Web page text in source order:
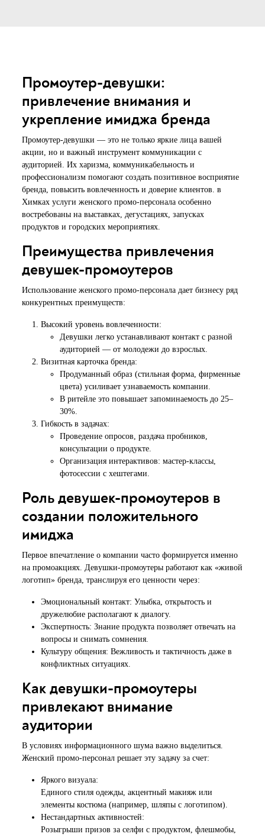
Промоутер-девушки:
привлечение внимания и
укрепление имиджа бренда
Промоутер-девушки — это не только яркие лица вашей
акции, но и важный инструмент коммуникации с
аудиторией. Их харизма, коммуникабельность и
профессионализм помогают создать позитивное восприятие
бренда, повысить вовлеченность и доверие клиентов. в
Химках услуги женского промо-персонала особенно
востребованы на выставках, дегустациях, запусках
продуктов и городских мероприятиях.
Преимущества привлечения
девушек-промоутеров
Использование женского промо-персонала дает бизнесу ряд
конкурентных преимуществ:
Высокий уровень вовлеченности:
Девушки легко устанавливают контакт с разной
аудиторией — от молодежи до взрослых.
Визитная карточка бренда:
Продуманный образ (стильная форма, фирменные
цвета) усиливает узнаваемость компании.
В ритейле это повышает запоминаемость до 25–
30%.
Гибкость в задачах:
Проведение опросов, раздача пробников,
консультации о продукте.
Организация интерактивов: мастер-классы,
фотосессии с хештегами.
Роль девушек-промоутеров в
создании положительного
имиджа
Первое впечатление о компании часто формируется именно
на промоакциях. Девушки-промоутеры работают как «живой
логотип» бренда, транслируя его ценности через:
Эмоциональный контакт: Улыбка, открытость и
дружелюбие располагают к диалогу.
Экспертность: Знание продукта позволяет отвечать на
вопросы и снимать сомнения.
Культуру общения: Вежливость и тактичность даже в
конфликтных ситуациях.
Как девушки-промоутеры
привлекают внимание
аудитории
В условиях информационного шума важно выделиться.
Женский промо-персонал решает эту задачу за счет:
Яркого визуала:
Единого стиля одежды, акцентный макияж или
элементы костюма (например, шляпы с логотипом).
Нестандартных активностей:
Розыгрыши призов за селфи с продуктом, флешмобы,